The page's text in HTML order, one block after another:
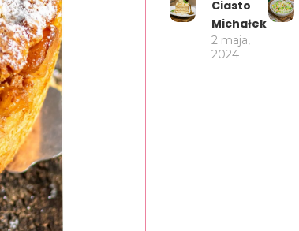
Ciasto
Michałek
2 maja,
2024